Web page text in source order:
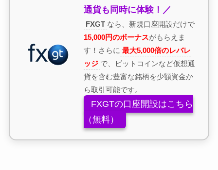
通貨も同時に体験！／
FXGT なら、新規口座開設だけで
15,000円のボーナスがもらえま
す！さらに 最大5,000倍のレバレ
ッジ で、ビットコインなど仮想通
貨を含む豊富な銘柄を少額資金か
ら取引可能です。
FXGTの口座開設はこちら
（無料）